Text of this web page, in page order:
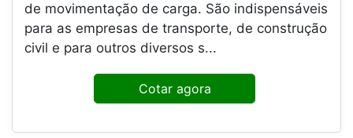
de movimentação de carga. São indispensáveis
para as empresas de transporte, de construção
civil e para outros diversos s...
Cotar agora